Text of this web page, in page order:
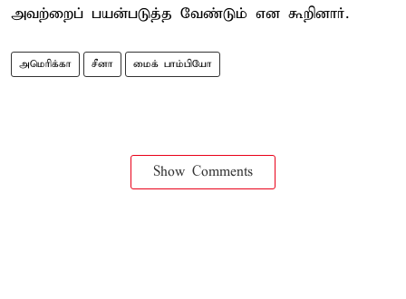
அவற்றைப் பயன்படுத்த வேண்டும் என கூறினார்.
அமெரிக்கா சீனா மைக் பாம்பியோ
Show Comments